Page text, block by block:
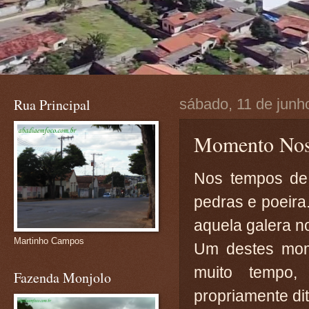
sábado, 11 de
Momento
Nos tempos
pedras e
aquela galera
Um destes
muito
propriamente
Rua Principal
Martinho Campos
Fazenda Monjolo